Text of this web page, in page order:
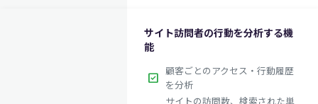
サイト訪問者の行動を分析する機
能
check_box 顧客ごとのアクセス・行動履歴
を分析
サイトの訪問数、検索された単